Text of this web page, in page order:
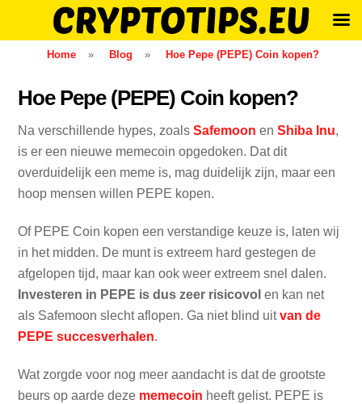
content
Home » Blog » Hoe Pepe (PEPE) Coin kopen?
Hoe Pepe (PEPE) Coin kopen?
Na verschillende hypes, zoalsSafemoon enShiba Inu,
is er een nieuwe memecoin opgedoken. Dat dit
overduidelijk een meme is, mag duidelijk zijn, maar een
hoop mensen willen PEPE kopen.
Of PEPE Coin kopen een verstandige keuze is, laten wij
in het midden. De munt is extreem hard gestegen de
afgelopen tijd, maar kan ook weer extreem snel dalen.
Investeren in PEPE is dus zeer risicovol en kan net
als Safemoon slecht aflopen. Ga niet blind uitvan de
PEPE succesverhalen.
Wat zorgde voor nog meer aandacht is dat de grootste
beurs op aarde deze memecoin heeft gelist. PEPE is